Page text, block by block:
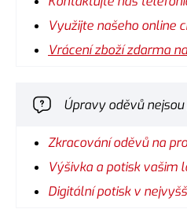
Využijte našeho online
Vrácení zboží zdarma
Úpravy oděvů
Zkracování oděvů na
Výšivka a potisk vašim
Digitální potisk v